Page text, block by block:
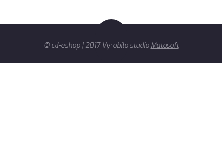
© cd-eshop | 2017 Vyrobilo studio Matosoft